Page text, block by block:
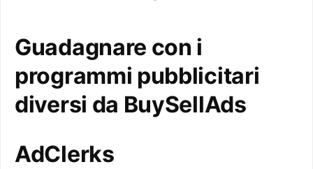
Guadagnare con i
programmi pubblicitari
diversi da BuySellAds
AdClerks